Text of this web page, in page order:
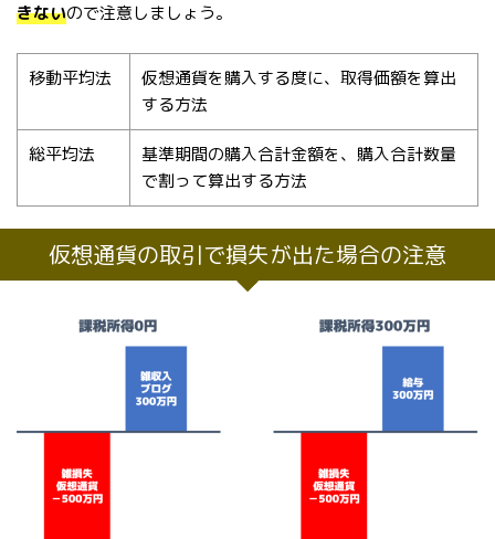
きないので注意しましょう。
移動平均法
仮想通貨を購入する度に、取得価額を算出
する方法
総平均法
基準期間の購入合計金額を、購入合計数量
で割って算出する方法
仮想通貨の取引で損失が出た場合の注意